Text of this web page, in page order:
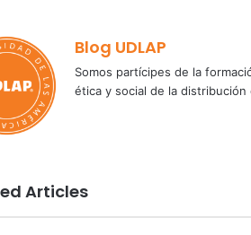
Blog UDLAP
Somos partícipes de la
ética y social de la
Articles